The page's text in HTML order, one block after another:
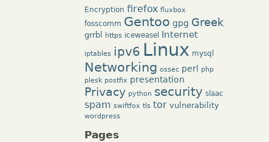
Encryption firefox fluxbox
fosscomm Gentoo gpg Greek
grrbl https iceweasel Internet
iptables ipv6 Linux mysql
Networking ossec perl
php
plesk postfix presentation
Privacy python security slaac
spam swiftfox tls tor vulnerability
wordpress
Pages